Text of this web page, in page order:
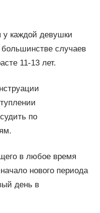
у каждой девушки
случаев
11-13 лет.
по
в любое время
нового периода
день в